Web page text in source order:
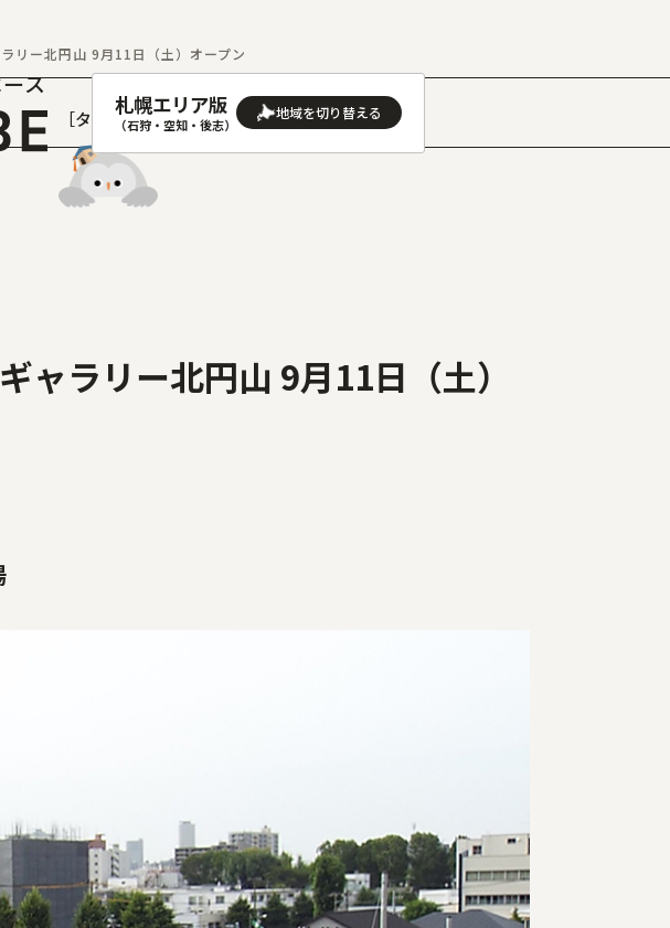
ス
［タテルベ］
札幌エリア版
（石狩・空知・後志）
AREA
北見(オホーツク)版
リー北円山 9月11日（土）オープン
ャラリー北円山 9月11日（土）